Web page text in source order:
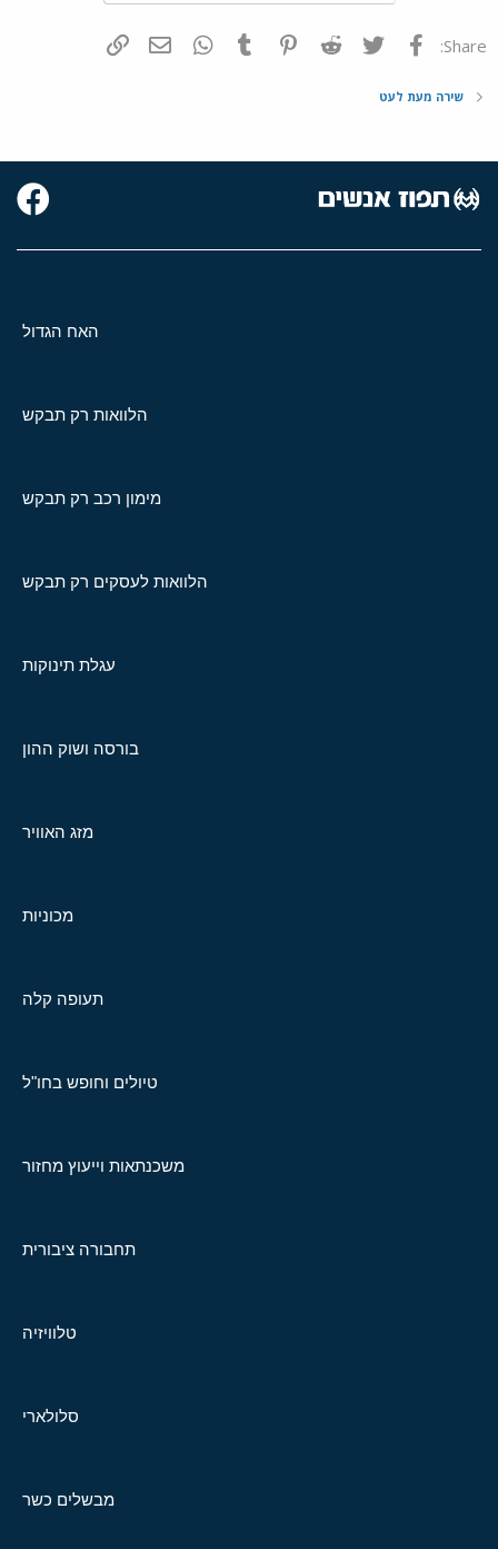
Share: פייסבוק Twitter
Reddit
Pinterest
Tumblr
WhatsAppדואר אלקטרוני
שירה מעת לעט
האח הגדול
הלוואות רק תבקש
מימון רכב רק תבקש
הלוואות לעסקים רק תבקש
עגלת תינוקות
בורסה ושוק ההון
מזג האוויר
מכוניות
תעופה קלה
טיולים וחופש בחו"ל
משכנתאות וייעוץ מחזור
תחבורה ציבורית
טלוויזיה
סלולארי
מבשלים כשר